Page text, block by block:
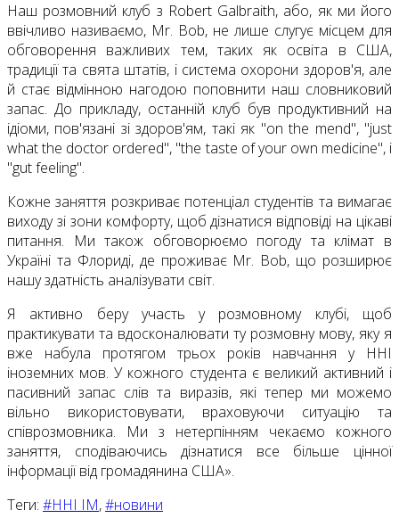
Наш розмовний клуб з Robert Galbraith, або, як ми його
ввічливо називаємо, Mr. Bob, не лише слугує місцем для
обговорення важливих тем, таких як освіта в США,
традиції та свята штатів, і система охорони здоров'я, але
й стає відмінною нагодою поповнити наш словниковий
запас. До прикладу, останній клуб був продуктивний на
ідіоми, пов'язані зі здоров'ям, такі як "on the mend", "just
what the doctor ordered", "the taste of your own medicine", і
"gut feeling".
Кожне заняття розкриває потенціал студентів та вимагає
виходу зі зони комфорту, щоб дізнатися відповіді на цікаві
питання. Ми також обговорюємо погоду та клімат в
Україні та Флориді, де проживає Mr. Bob, що розширює
нашу здатність аналізувати світ.
Я активно беру участь у розмовному клубі, щоб
практикувати та вдосконалювати ту розмовну мову, яку я
вже набула протягом трьох років навчання у ННІ
іноземних мов. У кожного студента є великий активний і
пасивний запас слів та виразів, які тепер ми можемо
вільно використовувати, враховуючи ситуацію та
співрозмовника. Ми з нетерпінням чекаємо кожного
заняття, сподіваючись дізнатися все більше цінної
інформації від громадянина США».
Теги: #ННІ ІМ,#новини